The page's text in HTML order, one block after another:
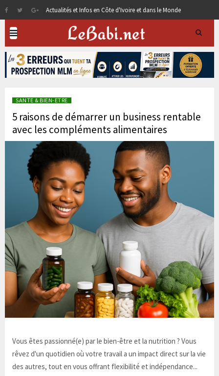
Actualités et Infos en Côte d'Ivoire et dans le Monde
SANTE & BIEN-ETRE
5 raisons de démarrer un business rentable
avec les compléments alimentaires
Vous êtes passionné(e) par le bien-être et la nutrition ? Vous
rêvez d'un quotidien où votre travail a un impact direct sur la vie
des autres, tout en vous offrant flexibilité et indépendance...